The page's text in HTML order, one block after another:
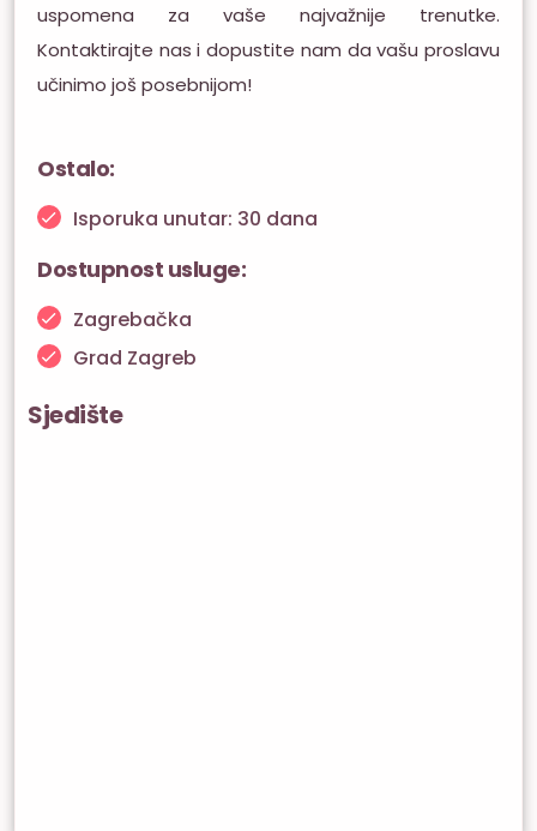
uspomena za vaše najvažnije trenutke.
Kontaktirajte nas i dopustite nam da vašu proslavu
učinimo još posebnijom!
Ostalo:
Isporuka unutar: 30 dana
Dostupnost usluge:
Zagrebačka
Grad Zagreb
Sjedište